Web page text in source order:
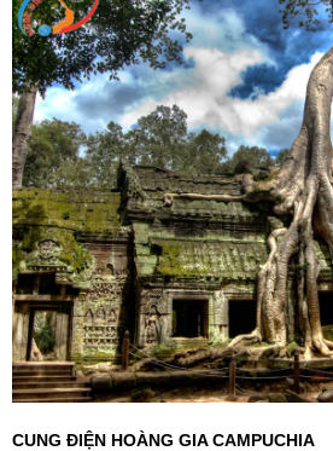
CUNG ĐIỆN HOÀNG GIA CAMPUCHIA